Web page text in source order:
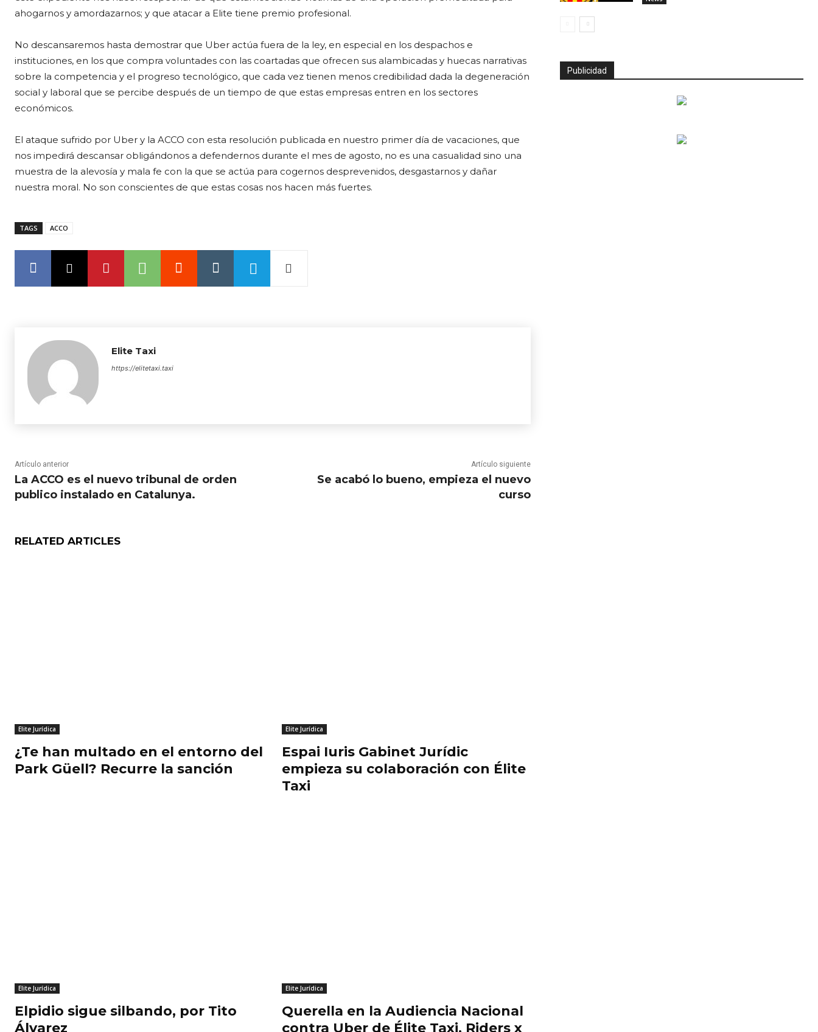
ahogarnos y amordazarnos; y que atacar a Elite tiene premio profesional.
No descansaremos hasta demostrar que Uber actúa fuera de la ley, en especial en los despachos e
instituciones, en los que compra voluntades con las coartadas que ofrecen sus alambicadas y huecas narrativas
sobre la competencia y el progreso tecnológico, que cada vez tienen menos credibilidad dada la degeneración
social y laboral que se percibe después de un tiempo de que estas empresas entren en los sectores
económicos.
El ataque sufrido por Uber y la ACCO con esta resolución publicada en nuestro primer día de vacaciones, que
nos impedirá descansar obligándonos a defendernos durante el mes de agosto, no es una casualidad sino una
muestra de la alevosía y mala fe con la que se actúa para cogernos desprevenidos, desgastarnos y dañar
nuestra moral. No son conscientes de que estas cosas nos hacen más fuertes.
TAGS ACCO
Elite Taxi
https://elitetaxi.taxi
Artículo anterior
La ACCO es el nuevo tribunal de orden
publico instalado en Catalunya.
Artículo siguiente
Se acabó lo bueno, empieza el nuevo
curso
RELATED ARTICLES
Elite Jurídica
¿Te han multado en el entorno del
Park Güell? Recurre la sanción
Elite Jurídica
Espai Iuris Gabinet Jurídic
empieza su colaboración con Élite
Taxi
Elite Jurídica
Elpidio sigue silbando, por Tito
Álvarez
Elite Jurídica
Querella en la Audiencia Nacional
contra Uber de Élite Taxi, Riders x
Publicidad